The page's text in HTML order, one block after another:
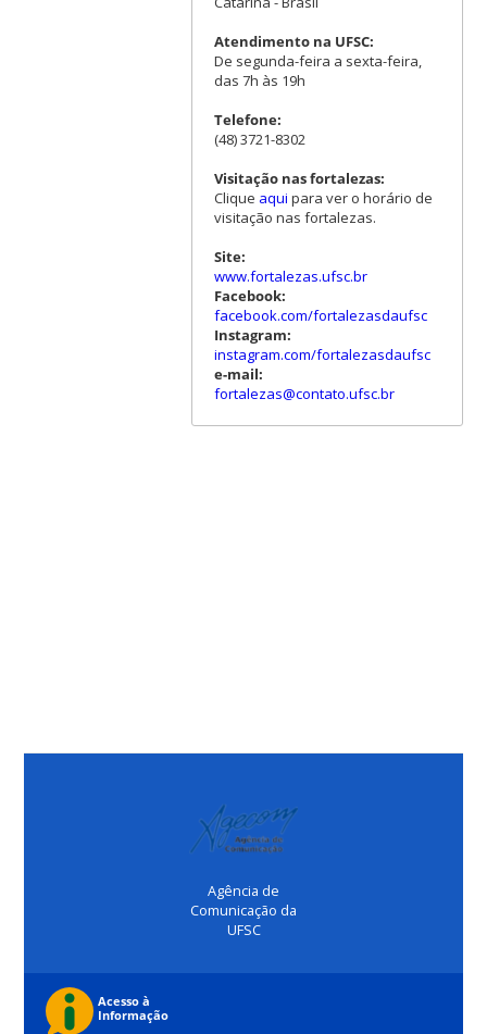
Atendimento na UFSC:
De segunda-feira a sexta-feira,
das 7h às 19h
Telefone:
(48) 3721-8302
Visitação nas fortalezas:
Clique aqui para ver o horário de
visitação nas fortalezas.
Site:
www.fortalezas.ufsc.br
Facebook:
facebook.com/fortalezasdaufsc
Instagram:
instagram.com/fortalezasdaufsc
e-mail:
fortalezas@contato.ufsc.br
Agência de
Comunicação da
UFSC